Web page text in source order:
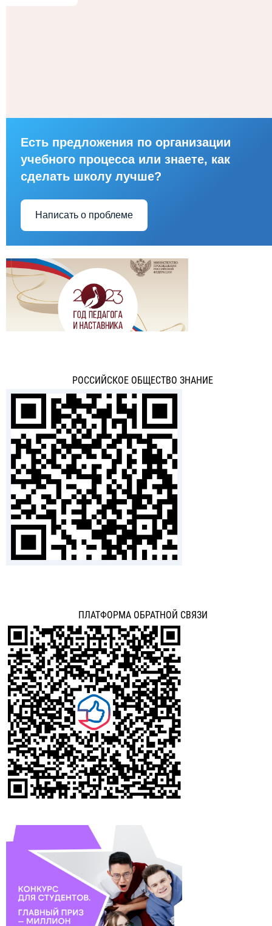
Есть предложения по организации
учебного процесса или знаете, как
сделать школу лучше?
Написать о проблеме
РОССИЙСКОЕ ОБЩЕСТВО ЗНАНИЕ
ПЛАТФОРМА ОБРАТНОЙ СВЯЗИ